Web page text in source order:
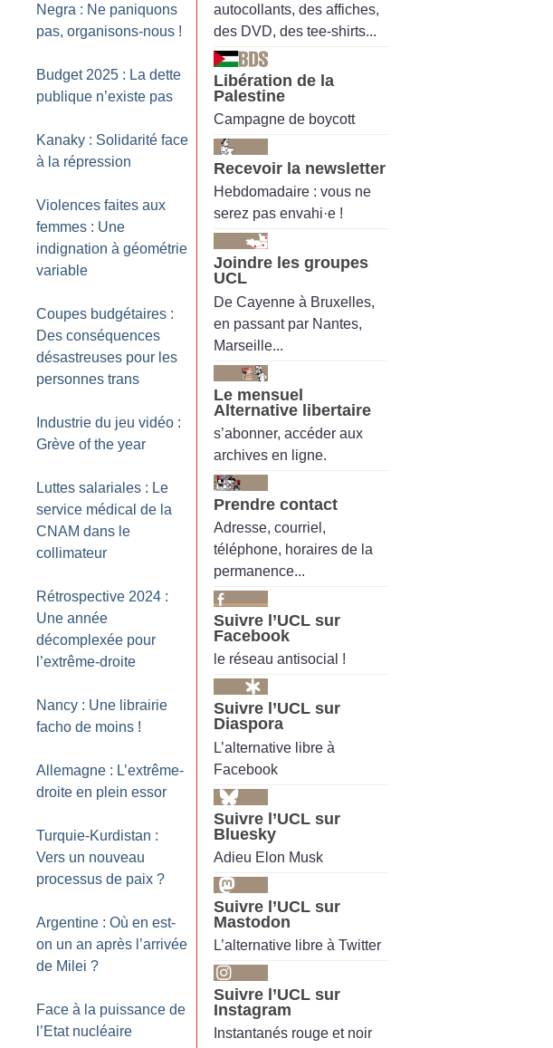
Negra : Ne paniquons
pas, organisons-nous !
Budget 2025 : La dette
publique n’existe pas
Kanaky : Solidarité face
à la répression
Violences faites aux
femmes : Une
indignation à géométrie
variable
Coupes budgétaires :
Des conséquences
désastreuses pour les
personnes trans
Industrie du jeu vidéo :
Grève of the year
Luttes salariales : Le
service médical de la
CNAM dans le
collimateur
Rétrospective 2024 :
Une année
décomplexée pour
l’extrême-droite
Nancy : Une librairie
facho de moins !
Allemagne : L’extrême-
droite en plein essor
Turquie-Kurdistan :
Vers un nouveau
processus de paix ?
Argentine : Où en est-
on un an après l’arrivée
de Milei ?
Face à la puissance de
l’Etat nucléaire
autocollants, des affiches,
des DVD, des tee-shirts...
Libération de la
Palestine
Campagne de boycott
Recevoir la newsletter
Hebdomadaire : vous ne
serez pas envahi·e !
Joindre les groupes
UCL
De Cayenne à Bruxelles,
en passant par Nantes,
Marseille...
Le mensuel
Alternative libertaire
s’abonner, accéder aux
archives en ligne.
Prendre contact
Adresse, courriel,
téléphone, horaires de la
permanence...
Suivre l’UCL sur
Facebook
le réseau antisocial !
Suivre l’UCL sur
Diaspora
L’alternative libre à
Facebook
Suivre l’UCL sur
Bluesky
Adieu Elon Musk
Suivre l’UCL sur
Mastodon
L’alternative libre à Twitter
Suivre l’UCL sur
Instagram
Instantanés rouge et noir